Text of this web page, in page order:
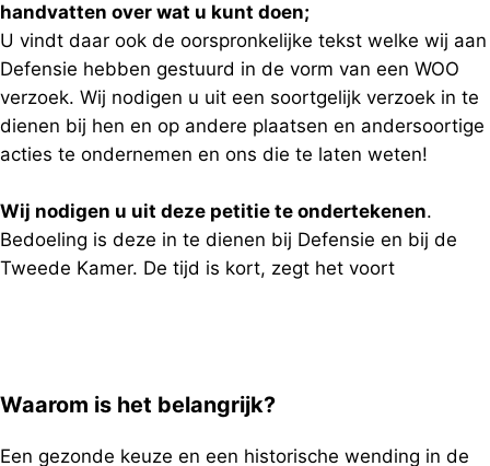
handvatten over wat u kunt doen;
U vindt daar ook de oorspronkelijke tekst welke wij aan
Defensie hebben gestuurd in de vorm van een WOO
verzoek. Wij nodigen u uit een soortgelijk verzoek in te
dienen bij hen en op andere plaatsen en andersoortige
acties te ondernemen en ons die te laten weten!
Wij nodigen u uit deze petitie te ondertekenen.
Bedoeling is deze in te dienen bij Defensie en bij de
Tweede Kamer. De tijd is kort, zegt het voort
Waarom is het belangrijk?
Een gezonde keuze en een historische wending in de